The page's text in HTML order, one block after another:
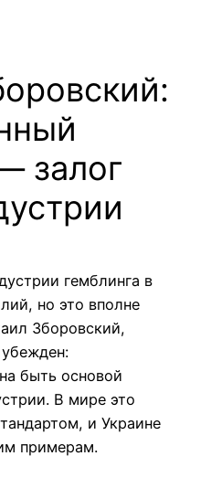
залог
гемблинга в
но это вполне
Зборовский,
быть основой
В мире это
и Украине
примерам.